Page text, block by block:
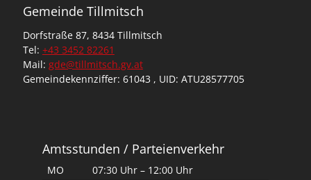
Gemeinde Tillmitsch
Dorfstraße 87, 8434 Tillmitsch
Tel: +43 3452 82261
Mail: gde@tillmitsch.gv.at
Gemeindekennziffer: 61043 , UID: ATU28577705
Amtsstunden / Parteienverkehr
MO
07:30 Uhr – 12:00 Uhr